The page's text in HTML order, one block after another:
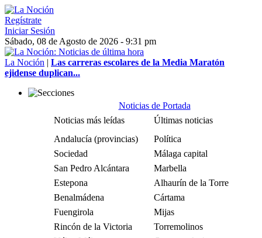
Regístrate
Iniciar Sesión
Sábado, 08 de Agosto de 2026 - 9:31 pm
La Noción | Las carreras escolares de la Media Maratón
ejidense duplican...
Noticias de Portada
Noticias más leídas
Últimas noticias
Andalucía (provincias)
Política
Sociedad
Málaga capital
San Pedro Alcántara
Marbella
Estepona
Alhaurín de la Torre
Benalmádena
Cártama
Fuengirola
Mijas
Rincón de la Victoria
Torremolinos